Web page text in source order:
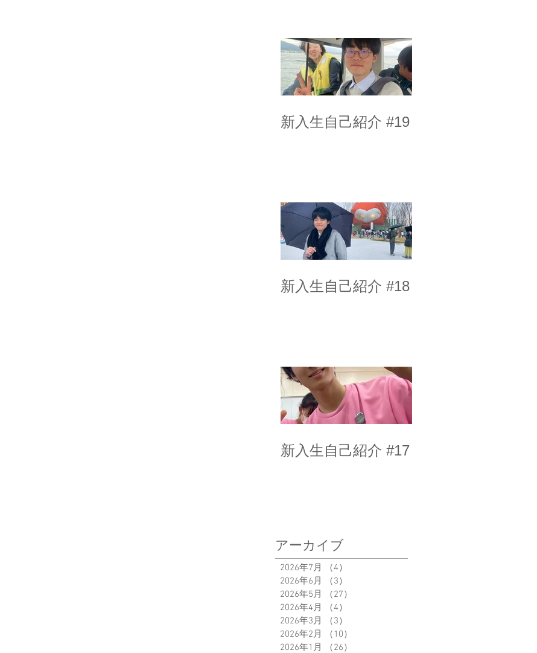
新入生自己紹介 #19
新入生自己紹介 #18
新入生自己紹介 #17
アーカイブ
2026年7月 （4）
2026年6月
（3）
2026年5月
（27）
2026年4月
（4）
2026年3月
（3）
2026年2月
（10）
2026年1月
（26）